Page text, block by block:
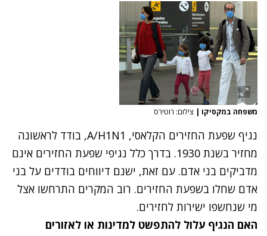
משפחה במקסיקו | צילום: רוטירס
נגיף שפעת החזירים הקלאסי, A/H1N1, בודד לראשונה
מחזיר בשנת 1930. בדרך כלל נגיפי שפעת החזירים אינם
מדביקים בני אדם. עם זאת, ישנם דיווחים בודדים על בני
אדם שחלו בשפעת החזירים. רוב המקרים התרחשו אצל
מי שנחשפו ישירות לחזירים.
האם הנגיף עלול להתפשט למדינות או לאזורים